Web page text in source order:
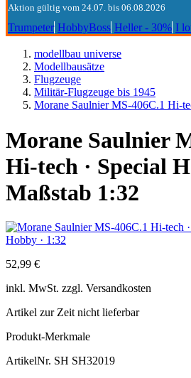
Aktion gültig vom 24.07. bis 06.08.2026
Trumpeter HobbyBoss Heller - 30% I
modellbau universe
Modellbausätze
Flugzeuge
Militär-Flugzeuge bis 1945
Morane Saulnier MS-406C.1 Hi-
Morane Saulnier
Hi-tech · Special
Maßstab 1:32
52,99 €
inkl. MwSt. zzgl. Versandkosten
Artikel zur Zeit nicht lieferbar
Produkt-Merkmale
ArtikelNr. SH SH32019